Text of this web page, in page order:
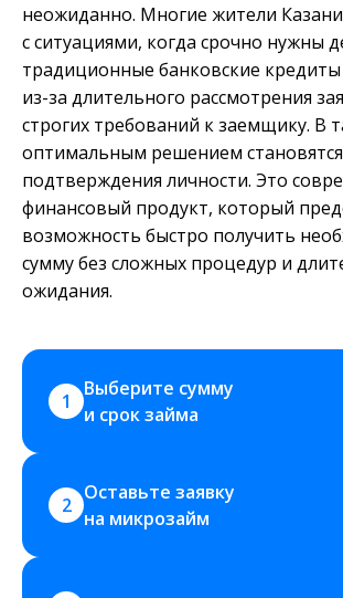
неожиданно. Многие жители
с ситуациями, когда срочно нужны
традиционные банковские
из-за длительного рассмотрения
строгих требований к заемщику. В
оптимальным решением
подтверждения личности. Это
финансовый продукт, который
возможность быстро получить
сумму без сложных процедур и
ожидания.
1
Выберите сумму
и срок займа
2
Оставьте заявку
на микрозайм